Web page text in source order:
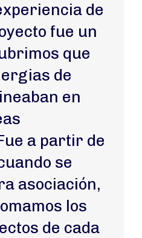
de
fue un
que
de
en
a partir de
se
asociación,
los
de cada